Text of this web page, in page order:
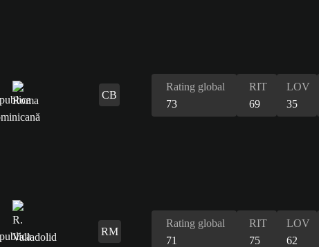
CB
Rating global
73
RIT
69
LOV
35
RM
Rating global
71
RIT
75
LOV
62